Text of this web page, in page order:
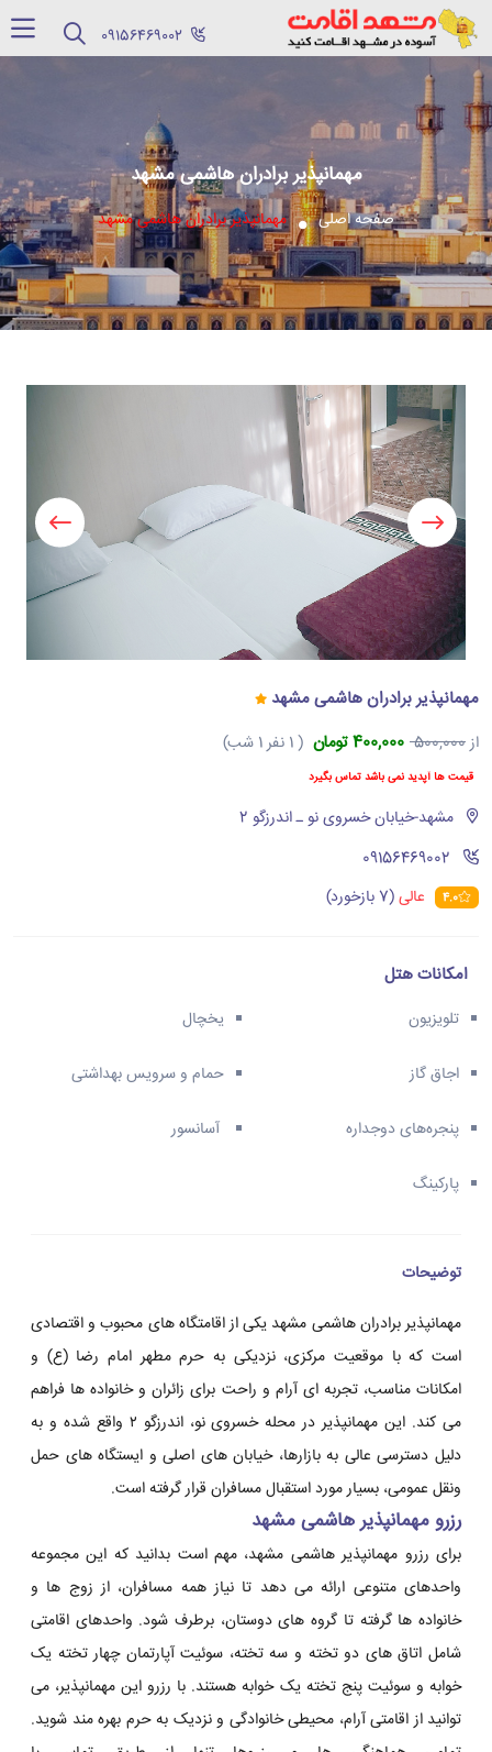
مهمانپذیر برادران هاشمی مشهد
صفحه اصلی مهمانپذیر برادران هاشمی مشهد
مهمانپذیر برادران هاشمی مشهد
از500,000 400,000 تومان ( 1 نفر 1 شب)
قیمت ها آپدید نمی باشد تماس بگیرد
مشهد-خیابان خسروی نو ـ اندرزگو 2
‪09156469002‬
4.0 عالی(7 بازخورد)
امکانات هتل
تلویزیون یخچال
اجاق گاز حمام و سرویس بهداشتی
پنجره‌های دوجداره آسانسور
پارکینگ
توضیحات
مهمانپذیر برادران هاشمی مشهد یکی از اقامتگاه های محبوب و اقتصادی
است که با موقعیت مرکزی، نزدیکی به حرم مطهر امام رضا (ع) و
امکانات مناسب، تجربه ای آرام و راحت برای زائران و خانواده ها فراهم
می کند. این مهمانپذیر در محله خسروی نو، اندرزگو ۲ واقع شده و به
دلیل دسترسی عالی به بازارها، خیابان های اصلی و ایستگاه های حمل
ونقل عمومی، بسیار مورد استقبال مسافران قرار گرفته است.
رزرو مهمانپذیر هاشمی مشهد
برای رزرو مهمانپذیر هاشمی مشهد، مهم است بدانید که این مجموعه
واحدهای متنوعی ارائه می دهد تا نیاز همه مسافران، از زوج ها و
خانواده ها گرفته تا گروه های دوستان، برطرف شود. واحدهای اقامتی
شامل اتاق های دو تخته و سه تخته، سوئیت آپارتمان چهار تخته یک
خوابه و سوئیت پنج تخته یک خوابه هستند. با رزرو این مهمانپذیر، می
توانید از اقامتی آرام، محیطی خانوادگی و نزدیک به حرم بهره مند شوید.